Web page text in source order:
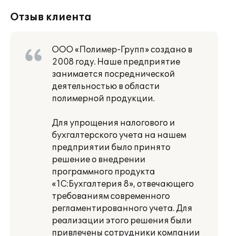
Отзыв клиента
ООО «Полимер-Групп» создано в
2008 году. Наше предприятие
занимается посреднической
деятельностью в области
полимерной продукции.
Для упрощения налогового и
бухгалтерского учета на нашем
предприятии было принято
решение о внедрении
программного продукта
«1С:Бухгалтерия 8», отвечающего
требованиям современного
регламентированного учета. Для
реализации этого решения были
привлечены сотрудники компании